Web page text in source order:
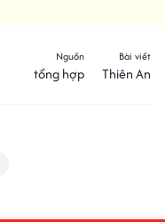
Nguồn
tổng hợp
Bài viết
Thiên An